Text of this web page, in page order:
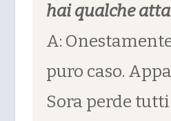
hai qualche
A:
puro caso.
Sora perde